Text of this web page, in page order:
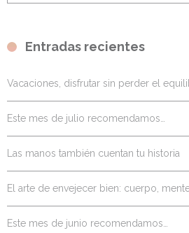
Entradas recientes
Vacaciones, disfrutar sin perder el
Este mes de julio recomendamos…
Las manos también cuentan tu historia
El arte de envejecer bien: cuerpo,
Este mes de junio recomendamos…